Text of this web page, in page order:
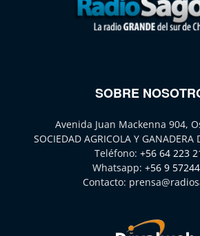
SOBRE
Avenida Juan Mackenna 904,
SOCIEDAD AGRICOLA Y GANADERA
Teléfono: +56 64 223
Whatsapp: +56 9
Contacto: